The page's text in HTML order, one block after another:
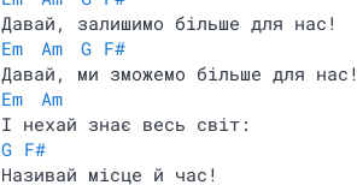
Давай, залишимо більше для нас!
Em
Am G F#
Давай, ми зможемо більше для нас!
Em
Am
І нехай знає весь світ:
G F#
Називай місце й час!